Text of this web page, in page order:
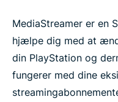
MediaStreamer er en
hjælpe dig med at
din PlayStation og
fungerer med dine